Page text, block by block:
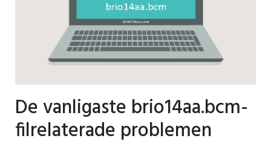
De vanligaste brio14aa.bcm-
filrelaterade problemen